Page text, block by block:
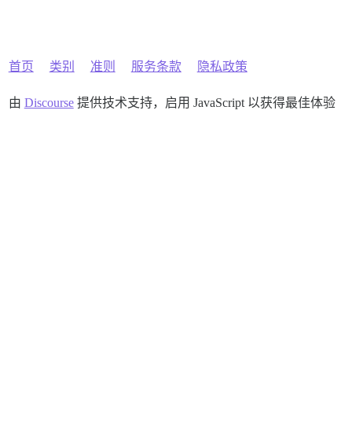
首页 类别 准则 服务条款 隐私政策
由 Discourse提供技术支持，启用 JavaScript 以获得最佳体验